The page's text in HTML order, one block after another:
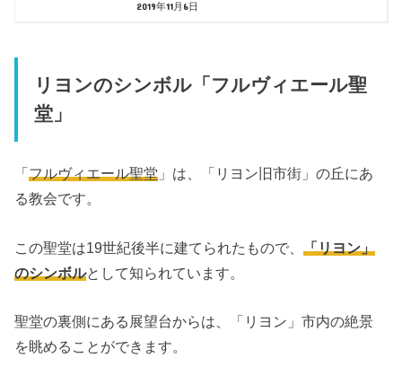
2019年11月6日
リヨンのシンボル「フルヴィエール聖
堂」
「フルヴィエール聖堂 」は、「リヨン旧市街」の丘にあ
る教会です。
この聖堂は19世紀後半に建てられたもので、「リヨン」
のシンボルとして知られています。
聖堂の裏側にある展望台からは、「リヨン」市内の絶景
を眺めることができます。